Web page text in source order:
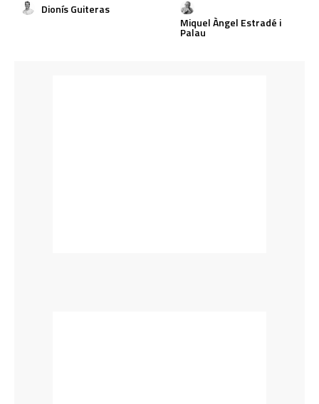
Dionís Guiteras
Miquel Àngel Estradé i
Palau